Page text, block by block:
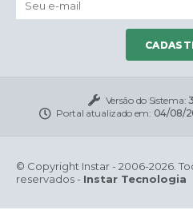
Versão do Sistema:
Portal atualizado em: 04/08/
© Copyright Instar - 2006-2026.
reservados - Instar Tecnologia